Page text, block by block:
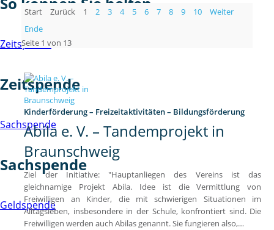
Zeitspende
Zeitspende
Sachspende
Sachspende
Geldspende
Start Zurück 1 2 3 4 5 6 7 8 9 10
Weiter
Ende
Seite 1 von 13
Kinderförderung – Freizeitaktivitäten – Bildungsförderung
Abila e. V. – Tandemprojekt in
Braunschweig
Ziel der Initiative: "Hauptanliegen des Vereins ist das
gleichnamige Projekt Abila. Idee ist die Vermittlung von
Freiwilligen an Kinder, die mit schwierigen Situationen im
Alltagsleben, insbesondere in der Schule, konfrontiert sind. Die
Freiwilligen werden auch Abilas genannt. Sie fungieren also,…